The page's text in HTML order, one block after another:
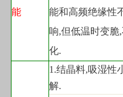
能
能和高频绝缘性
响,但低温时变脆
化.
1.结晶料,吸湿性
解.